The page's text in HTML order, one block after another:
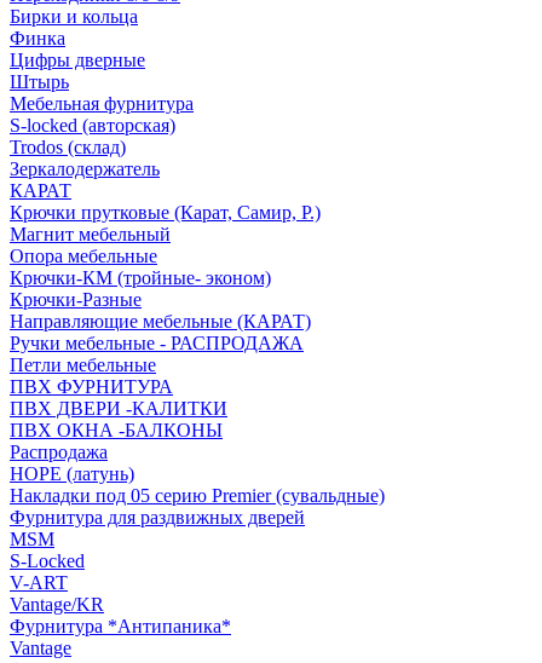
Бирки и кольца
Финка
Цифры дверные
Штырь
Мебельная фурнитура
S-locked (авторская)
Trodos (склад)
Зеркалодержатель
КАРАТ
Крючки прутковые (Карат, Самир, Р.)
Магнит мебельный
Опора мебельные
Крючки-КМ (тройные- эконом)
Крючки-Разные
Направляющие мебельные (КАРАТ)
Ручки мебельные - РАСПРОДАЖА
Петли мебельные
ПВХ ФУРНИТУРА
ПВХ ДВЕРИ -КАЛИТКИ
ПВХ ОКНА -БАЛКОНЫ
Распродажа
HOPE (латунь)
Накладки под 05 серию Premier (сувальдные)
Фурнитура для раздвижных дверей
MSM
S-Locked
V-ART
Vantage/KR
Фурнитура *Антипаника*
Vantage